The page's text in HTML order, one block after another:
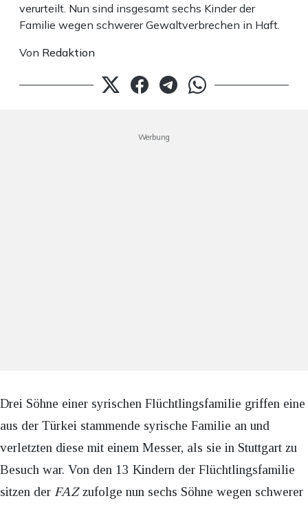
verurteilt. Nun sind insgesamt sechs Kinder der
Familie wegen schwerer Gewaltverbrechen in Haft.
Von Redaktion
Werbung
Drei Söhne einer syrischen Flüchtlingsfamilie griffen eine
aus der Türkei stammende syrische Familie an und
verletzten diese mit einem Messer, als sie in Stuttgart zu
Besuch war. Von den 13 Kindern der Flüchtlingsfamilie
sitzen der FAZzufolge nun sechs Söhne wegen schwerer